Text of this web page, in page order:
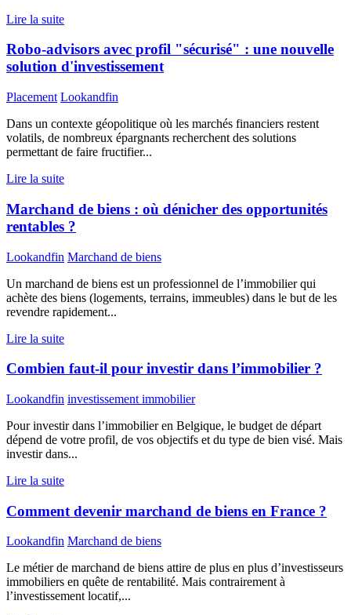
Lire la suite
Robo-advisors avec profil "sécurisé" : une nouvelle
solution d'investissement
Placement Lookandfin
Dans un contexte géopolitique où les marchés financiers restent
volatils, de nombreux épargnants recherchent des solutions
permettant de faire fructifier...
Lire la suite
Marchand de biens : où dénicher des opportunités
rentables ?
Lookandfin Marchand de biens
Un marchand de biens est un professionnel de l’immobilier qui
achète des biens (logements, terrains, immeubles) dans le but de les
revendre rapidement...
Lire la suite
Combien faut-il pour investir dans l’immobilier ?
Lookandfin investissement immobilier
Pour investir dans l’immobilier en Belgique, le budget de départ
dépend de votre profil, de vos objectifs et du type de bien visé. Mais
investir dans...
Lire la suite
Comment devenir marchand de biens en France ?
Lookandfin Marchand de biens
Le métier de marchand de biens attire de plus en plus d’investisseurs
immobiliers en quête de rentabilité. Mais contrairement à
l’investissement locatif,...